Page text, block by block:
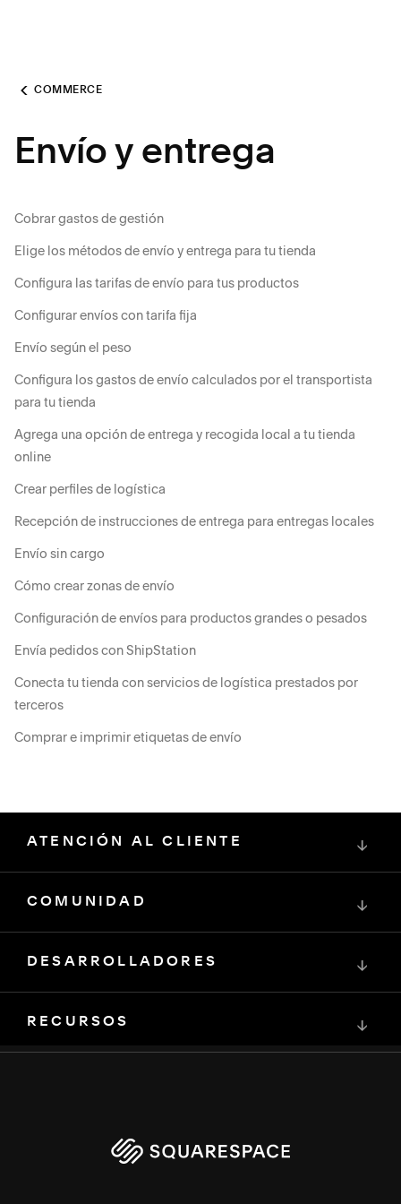
COMMERCE
Envío y entrega
Cobrar gastos de gestión
Elige los métodos de envío y entrega para tu tienda
Configura las tarifas de envío para tus productos
Configurar envíos con tarifa fija
Envío según el peso
Configura los gastos de envío calculados por el transportista
para tu tienda
Agrega una opción de entrega y recogida local a tu tienda
online
Crear perfiles de logística
Recepción de instrucciones de entrega para entregas locales
Envío sin cargo
Cómo crear zonas de envío
Configuración de envíos para productos grandes o pesados
Envía pedidos con ShipStation
Conecta tu tienda con servicios de logística prestados por
terceros
Comprar e imprimir etiquetas de envío
ATENCIÓN AL CLIENTE ↓
COMUNIDAD ↓
DESARROLLADORES ↓
RECURSOS ↓